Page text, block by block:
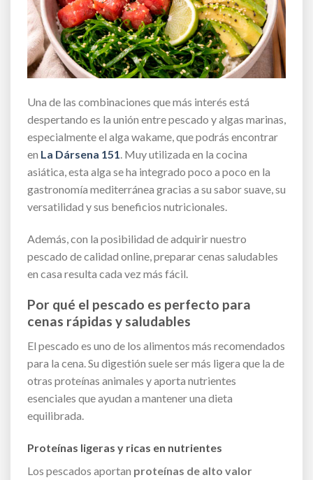
Una de las combinaciones que más interés está
despertando es la unión entre pescado y algas marinas,
especialmente el alga wakame, que podrás encontrar
en La Dársena 151 . Muy utilizada en la cocina
asiática, esta alga se ha integrado poco a poco en la
gastronomía mediterránea gracias a su sabor suave, su
versatilidad y sus beneficios nutricionales.
Además, con la posibilidad de adquirir nuestro
pescado de calidad online, preparar cenas saludables
en casa resulta cada vez más fácil.
Por qué el pescado es perfecto para
cenas rápidas y saludables
El pescado es uno de los alimentos más recomendados
para la cena. Su digestión suele ser más ligera que la de
otras proteínas animales y aporta nutrientes
esenciales que ayudan a mantener una dieta
equilibrada.
Proteínas ligeras y ricas en nutrientes
Los pescados aportan proteínas de alto valor